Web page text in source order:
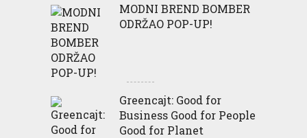
MODNI BREND BOMBER
ODRŽAO POP-UP!
Greencajt: Good for
Business Good for People
Good for Planet